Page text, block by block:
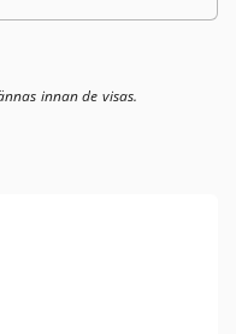
innan de visas.